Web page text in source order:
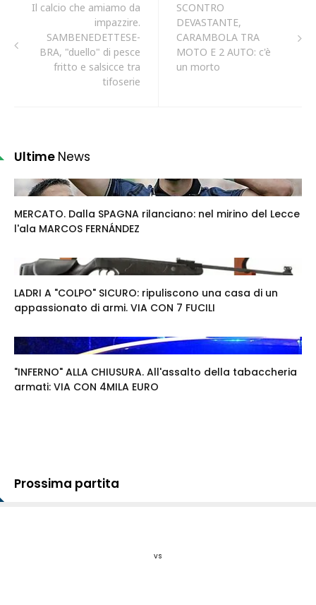
Il calcio che amiamo da
impazzire.
SAMBENEDETTESE-
BRA, "duello" di pesce
fritto e salsicce tra
tifoserie
SCONTRO
DEVASTANTE,
CARAMBOLA TRA
MOTO E 2 AUTO: c'è
un morto
Ultime News
MERCATO. Dalla SPAGNA rilanciano: nel mirino del Lecce
l'ala MARCOS FERNÁNDEZ
LADRI A "COLPO" SICURO: ripuliscono una casa di un
appassionato di armi. VIA CON 7 FUCILI
"INFERNO" ALLA CHIUSURA. All'assalto della tabaccheria
armati: VIA CON 4MILA EURO
Prossima partita
vs